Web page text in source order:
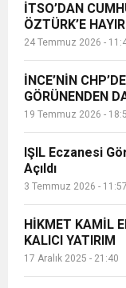
İTSO’DAN
ÖZTÜRK’E
24 Temmuz 2026 -
İNCE’NİN
GÖRÜNENDEN
19 Temmuz 2026 -
IŞIL Eczanesi
Açıldı
3 Temmuz 2026 - 11:57
HİKMET KAMİL
KALICI YATIRIM
17 Aralık 2025 - 21:40